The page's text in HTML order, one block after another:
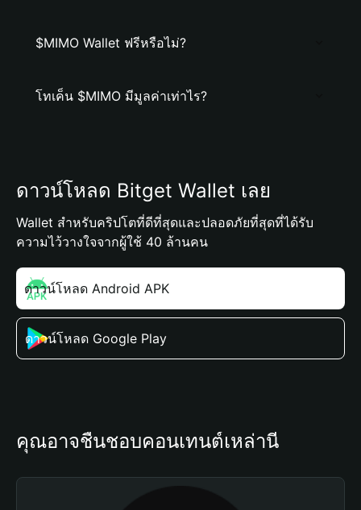
$MIMO Wallet ฟรีหรือไม่?
โทเค็น $MIMO มีมูลค่าเท่าไร?
ดาวน์โหลด Bitget Wallet เลย
Wallet สำหรับคริปโตที่ดีที่สุดและปลอดภัยที่สุดที่ได้รับ
ความไว้วางใจจากผู้ใช้ 40 ล้านคน
ดาวน์โหลด Android APK
ดาวน์โหลด Google Play
คุณอาจชื่นชอบคอนเทนต์เหล่านี้